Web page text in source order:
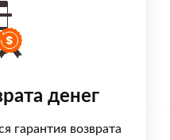
денег
гарантия возврата